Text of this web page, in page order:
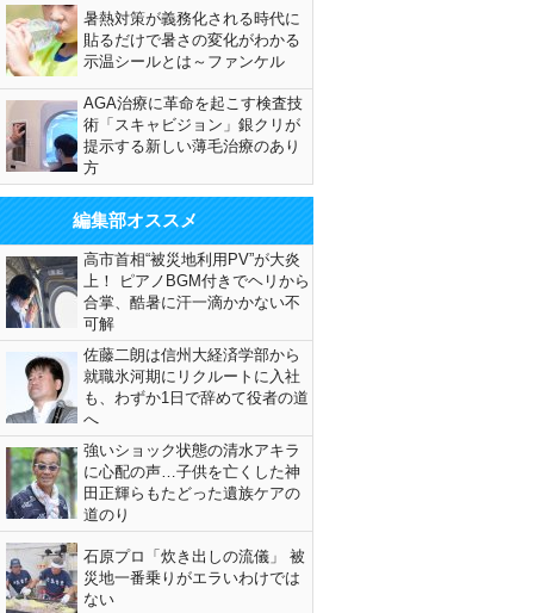
暑熱対策が義務化される時代に
貼るだけで暑さの変化がわかる
示温シールとは～ファンケル
AGA治療に革命を起こす検査技
術「スキャビジョン」銀クリが
提示する新しい薄毛治療のあり
方
編集部オススメ
高市首相“被災地利用PV”が大炎
上！ ピアノBGM付きでヘリから
合掌、酷暑に汗一滴かかない不
可解
佐藤二朗は信州大経済学部から
就職氷河期にリクルートに入社
も、わずか1日で辞めて役者の道
へ
強いショック状態の清水アキラ
に心配の声…子供を亡くした神
田正輝らもたどった遺族ケアの
道のり
石原プロ「炊き出しの流儀」 被
災地一番乗りがエラいわけでは
ない